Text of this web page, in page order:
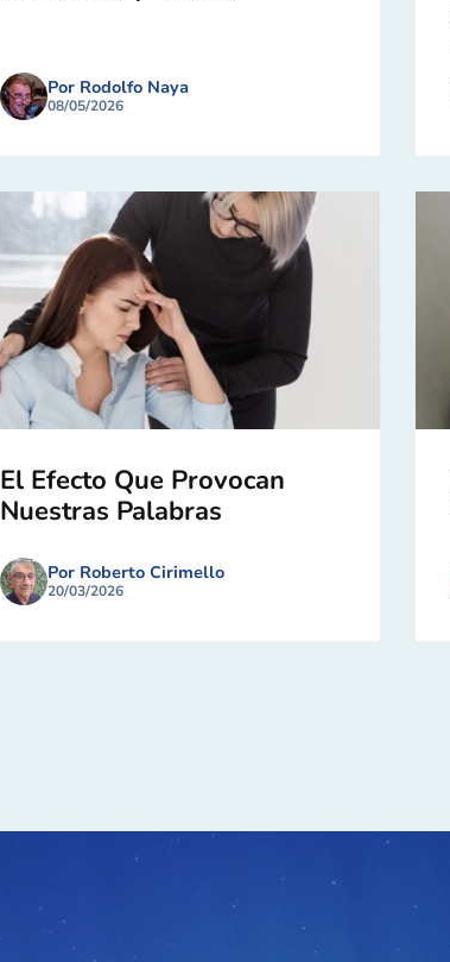
Por Rodolfo Naya
08/05/2026
El Efecto Que Provocan
Nuestras Palabras
Por Roberto Cirimello
20/03/2026